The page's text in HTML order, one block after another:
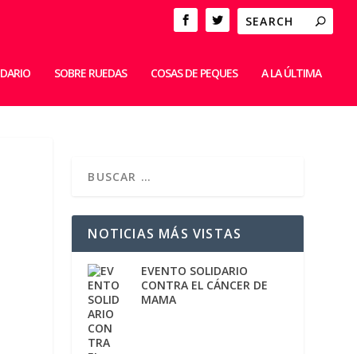
SOBRE RUEDAS COSAS DE PEQUES A LA ÚLTIMA
NOTICIAS MÁS VISTAS
EVENTO SOLIDARIO
CONTRA EL CÁNCER DE
MAMA